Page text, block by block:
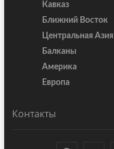
Кавказ
Ближний Восток
Центральная Азия
Балканы
Америка
Европа
Контакты